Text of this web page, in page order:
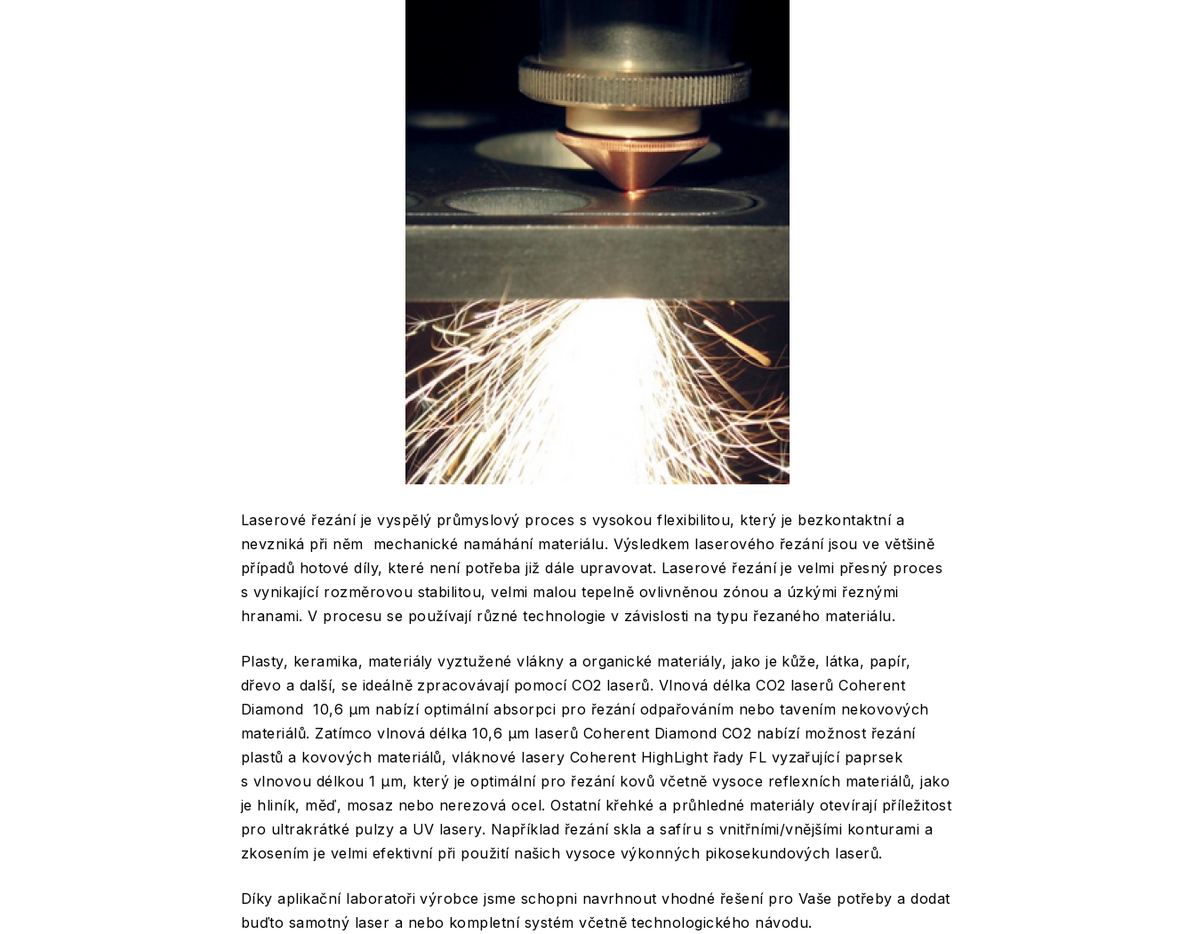
Laserové řezání je vyspělý průmyslový proces s vysokou flexibilitou, který je bezkontaktní a
nevzniká při něm mechanické namáhání materiálu. Výsledkem laserového řezání jsou ve většině
případů hotové díly, které není potřeba již dále upravovat. Laserové řezání je velmi přesný proces
s vynikající rozměrovou stabilitou, velmi malou tepelně ovlivněnou zónou a úzkými řeznými
hranami. V procesu se používají různé technologie v závislosti na typu řezaného materiálu.
Plasty, keramika, materiály vyztužené vlákny a organické materiály, jako je kůže, látka, papír,
dřevo a další, se ideálně zpracovávají pomocí CO2 laserů. Vlnová délka CO2 laserů Coherent
Diamond 10,6 μm nabízí optimální absorpci pro řezání odpařováním nebo tavením nekovových
materiálů. Zatímco vlnová délka 10,6 μm laserů Coherent Diamond CO2 nabízí možnost řezání
plastů a kovových materiálů, vláknové lasery Coherent HighLight řady FL vyzařující paprsek
s vlnovou délkou 1 μm, který je optimální pro řezání kovů včetně vysoce reflexních materiálů, jako
je hliník, měď, mosaz nebo nerezová ocel. Ostatní křehké a průhledné materiály otevírají příležitost
pro ultrakrátké pulzy a UV lasery. Například řezání skla a safíru s vnitřními/vnějšími konturami a
zkosením je velmi efektivní při použití našich vysoce výkonných pikosekundových laserů.
Díky aplikační laboratoři výrobce jsme schopni navrhnout vhodné řešení pro Vaše potřeby a dodat
buďto samotný laser a nebo kompletní systém včetně technologického návodu.